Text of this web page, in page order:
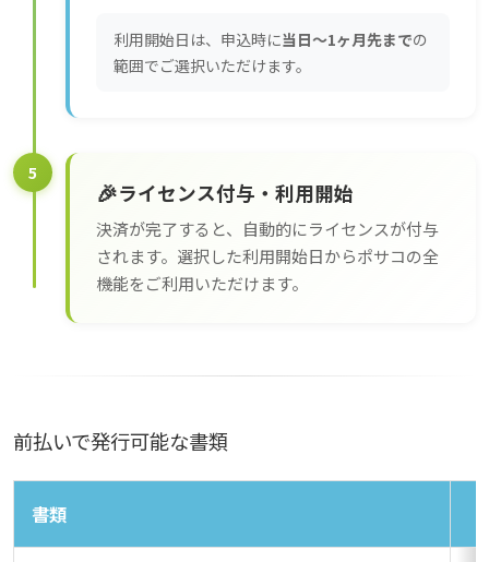
利用開始日は、申込時に当日〜1ヶ月先までの
範囲でご選択いただけます。
5
🎉ライセンス付与・利用開始
決済が完了すると、自動的にライセンスが付与
されます。選択した利用開始日からポサコの全
機能をご利用いただけます。
前払いで発行可能な書類
書類